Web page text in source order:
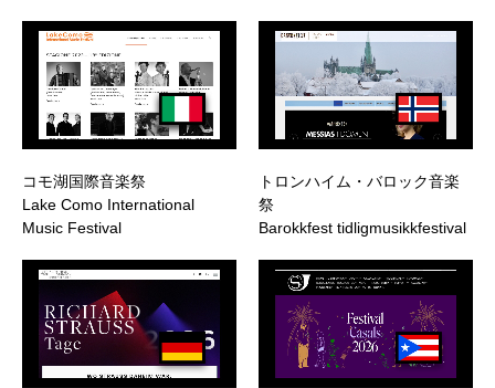
コモ湖国際音楽祭
Lake Como International
Music Festival
トロンハイム・バロック音楽
祭
Barokkfest tidligmusikkfestival